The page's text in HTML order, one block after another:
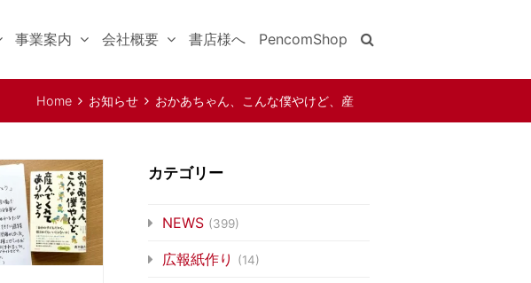
事業案内 会社概要 書店様へ PencomShop
Home お知らせ
おかあちゃん、こんな僕やけど、産
カテゴリー
NEWS (399)
広報紙作り (14)